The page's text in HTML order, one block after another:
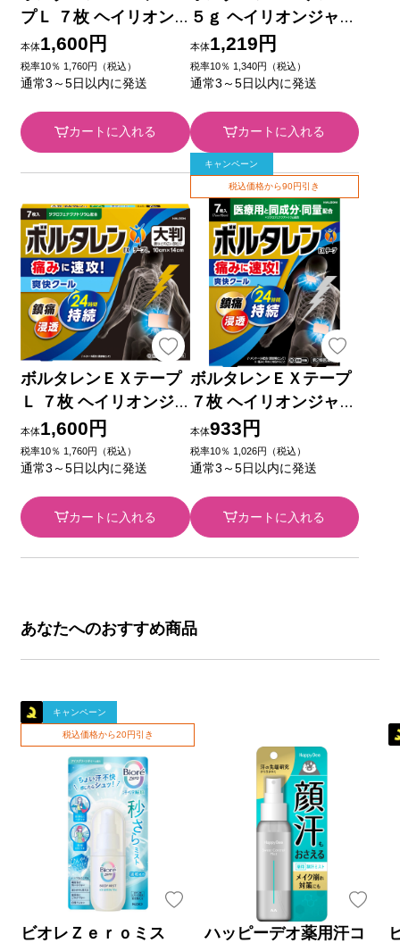
プＬ ７枚 ヘイリオン
ジャパン 【第2類医薬
品】
本体1,600円
税率10％ 1,760円（税込）
通常3～5日以内に発送
カートに入れる
５ｇ ヘイリオンジャパ
ン 【第2類医薬品】
本体1,219円
税率10％ 1,340円（税込）
通常3～5日以内に発送
カートに入れる
ボルタレンＥＸテープ
Ｌ ７枚 ヘイリオンジ
ャパン 【第2類医薬
品】
本体1,600円
税率10％ 1,760円（税込）
通常3～5日以内に発送
カートに入れる
キャンペーン
税込価格から90円引き
ボルタレンＥＸテープ
７枚 ヘイリオンジャパ
ン 【第2類医薬品】
本体933円
税率10％ 1,026円（税込）
通常3～5日以内に発送
カートに入れる
あなたへのおすすめ商品
キャンペーン
税込価格から20円引き
ビオレＺｅｒｏミス
ハッピーデオ薬用汗コ